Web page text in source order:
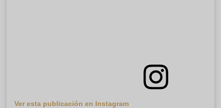
Ver esta publicación en Instagram